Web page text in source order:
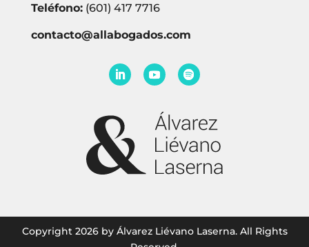
Teléfono:(601) 417 7716
contacto@allabogados.com
Copyright 2026 by Álvarez Liévano Laserna. All Rights